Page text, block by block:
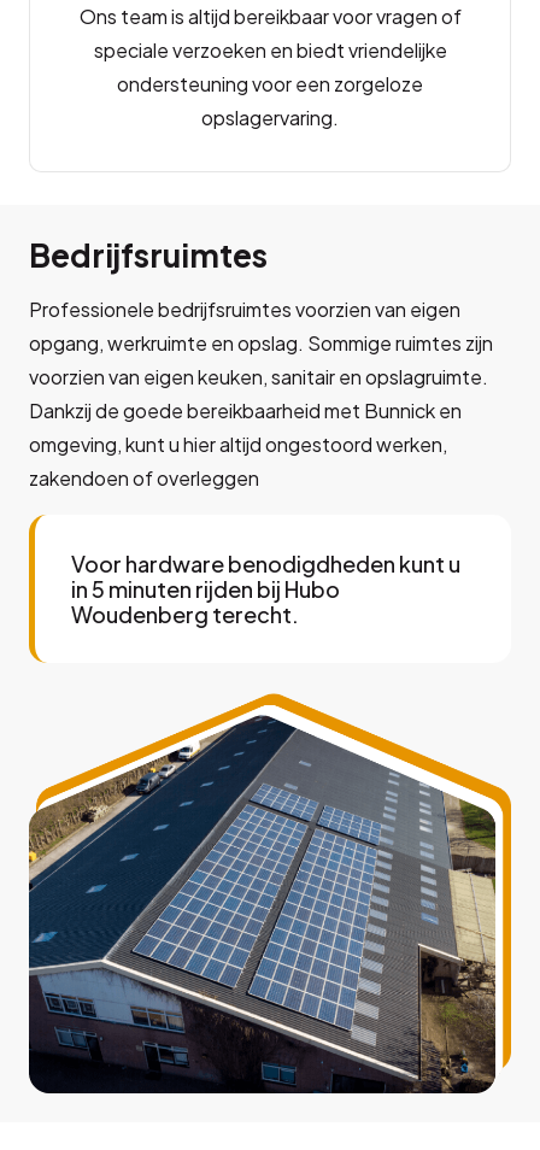
Ons team is altijd bereikbaar voor vragen of
speciale verzoeken en biedt vriendelijke
ondersteuning voor een zorgeloze
opslagervaring.
Bedrijfsruimtes
Professionele bedrijfsruimtes voorzien van eigen
opgang, werkruimte en opslag. Sommige ruimtes zijn
voorzien van eigen keuken, sanitair en opslagruimte.
Dankzij de goede bereikbaarheid met Bunnick en
omgeving, kunt u hier altijd ongestoord werken,
zakendoen of overleggen
Voor hardware benodigdheden kunt u
in 5 minuten rijden bij Hubo
Woudenberg terecht.